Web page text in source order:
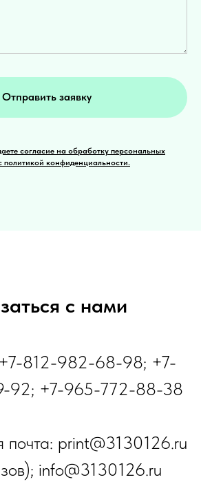
Отправить заявку
согласие на обработку персональных
политикой конфиденциальности.
с нами
812-982-68-98; +7-
92; +7-965-772-88-38
почта: print@3130126.ru
info@3130126.ru